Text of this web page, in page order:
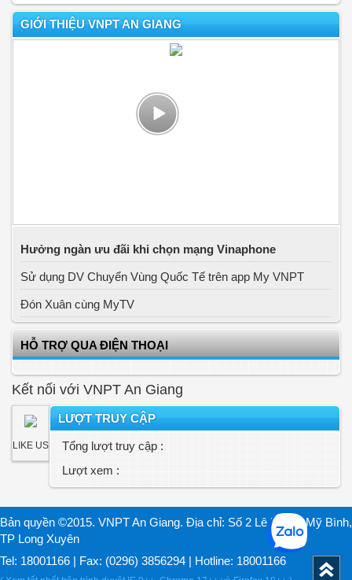
GIỚI THIỆU VNPT AN GIANG
Hưởng ngàn ưu đãi khi chọn mạng Vinaphone
Sử dụng DV Chuyển Vùng Quốc Tế trên app My VNPT
Đón Xuân cùng MyTV
HỖ TRỢ QUA ĐIỆN THOẠI
Kết nối với VNPT An Giang
LIKE US
LƯỢT TRUY CẬP
Tổng lượt truy cập :
Lượt xem :
Bản quyền ©2015. VNPT An Giang. Địa chỉ: Số 2 Lê Lợi, P. Mỹ Bình,
TP Long Xuyên
Tel: 18001166 | Fax: (0296) 3856294 | Hotline: 18001166